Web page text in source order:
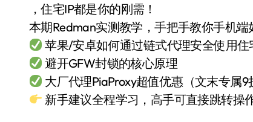
，住宅IP都是你的刚需！
本期Redman实测教学，手把手教你手机端
苹果/安卓如何通过链式代理安全使用住
避开GFW封锁的核心原理
大厂代理PiaProxy超值优惠（文末专属9
新手建议全程学习，高手可直接跳转操